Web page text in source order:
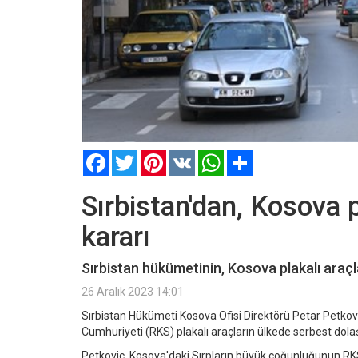
FacebookTwitterPinterest
VK WhatsApp
Sırbistan'dan, Kosova
kararı
Sırbistan hükümetinin, Kosova plakalı
26 Aralık 2023 14:01
Sırbistan Hükümeti Kosova Ofisi Direktörü Petar
Cumhuriyeti (RKS) plakalı araçların ülkede serbest
Petkovic, Kosova'daki Sırpların büyük çoğunluğunun